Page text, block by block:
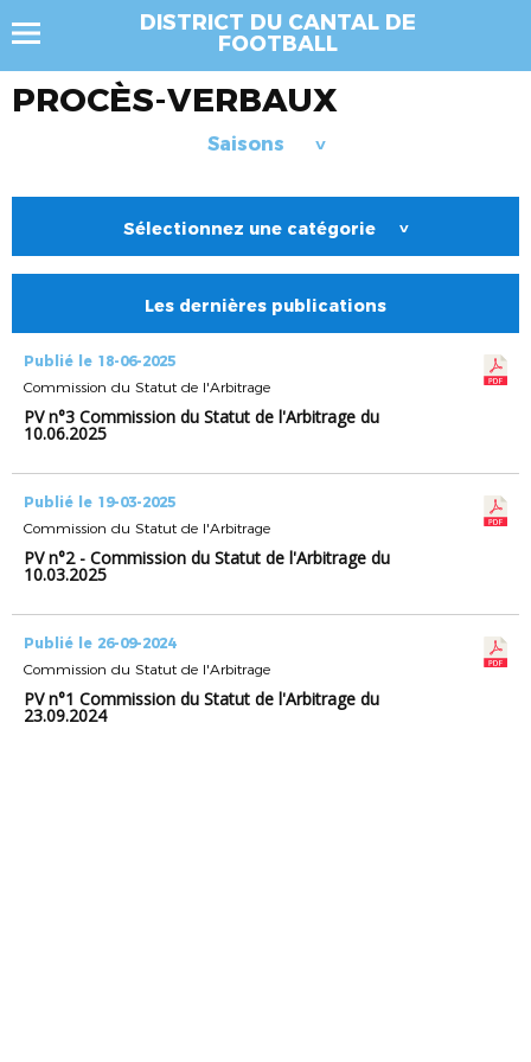
DISTRICT DU CANTAL DE
FOOTBALL
PROCÈS-VERBAUX
Saisons >
Sélectionnez une catégorie >
Les dernières publications
Publié le 18-06-2025
Commission du Statut de l'Arbitrage
PV n°3 Commission du Statut de l'Arbitrage du
10.06.2025
Publié le 19-03-2025
Commission du Statut de l'Arbitrage
PV n°2 - Commission du Statut de l'Arbitrage du
10.03.2025
Publié le 26-09-2024
Commission du Statut de l'Arbitrage
PV n°1 Commission du Statut de l'Arbitrage du
23.09.2024